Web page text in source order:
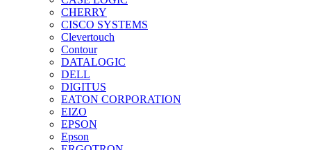
CHERRY
CISCO SYSTEMS
Clevertouch
Contour
DATALOGIC
DELL
DIGITUS
EATON CORPORATION
EIZO
EPSON
Epson